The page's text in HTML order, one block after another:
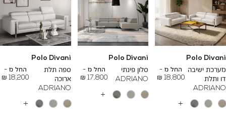
Polo Divani
מערכת ישיבה
דו ותלת
ADRIANO
החל מ -
18,800 ₪
To
24,500 ₪
עוד
Polo Divani
סלון פינתי
ADRIANO
החל מ -
17,800 ₪
To
26,700 ₪
עוד
Polo Divani
ספה תלת
ארוכה
ADRIANO
החל מ -
18,200 ₪
To
23,200 ₪
עוד